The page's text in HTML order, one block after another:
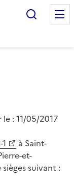
le : 11/05/2017
à Saint-
et-
suivant :